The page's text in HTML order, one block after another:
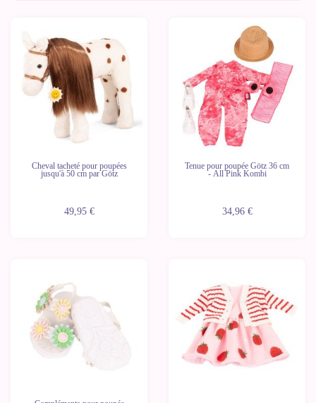
Cheval tacheté pour poupées
jusqu'à 50 cm par Götz
49,95 €
Tenue pour poupée Götz 36 cm
- All Pink Kombi
34,96 €